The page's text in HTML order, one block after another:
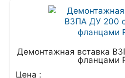
Демонтажная вставка
фланцами
Цена :